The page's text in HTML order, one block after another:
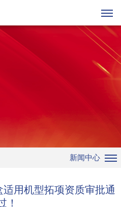
新闻中心
用机型拓项资质审批通
！